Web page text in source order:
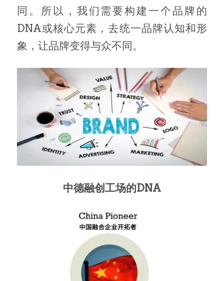
同。所以，我们需要构建一个品牌的
DNA或核心元素，去统一品牌认知和形
象，让品牌变得与众不同。
中德融创工场的DNA